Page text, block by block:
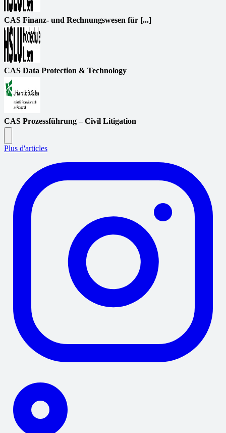
CAS Finanz- und Rechnungswesen für [...]
CAS Data Protection & Technology
CAS Prozessführung – Civil Litigation
Plus d'articles